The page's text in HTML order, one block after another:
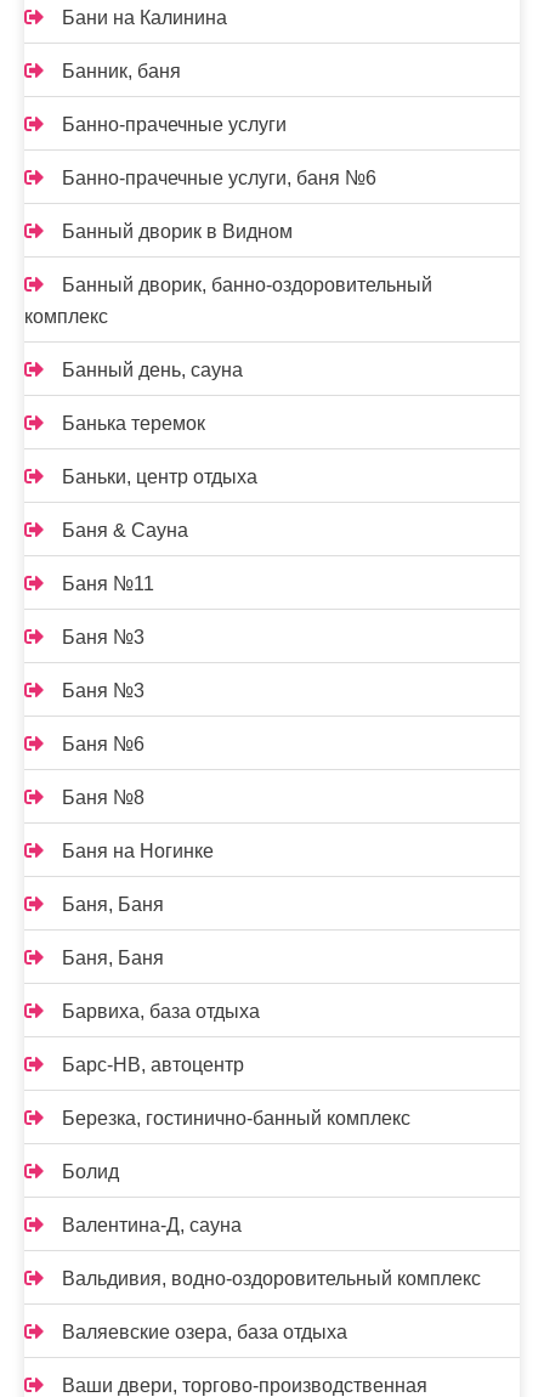
Бани на Калинина
Банник, баня
Банно-прачечные услуги
Банно-прачечные услуги, баня №6
Банный дворик в Видном
Банный дворик, банно-оздоровительный
комплекс
Банный день, сауна
Банька теремок
Баньки, центр отдыха
Баня & Сауна
Баня №11
Баня №3
Баня №3
Баня №6
Баня №8
Баня на Ногинке
Баня, Баня
Баня, Баня
Барвиха, база отдыха
Барс-НВ, автоцентр
Березка, гостинично-банный комплекс
Болид
Валентина-Д, сауна
Вальдивия, водно-оздоровительный комплекс
Валяевские озера, база отдыха
Ваши двери, торгово-производственная